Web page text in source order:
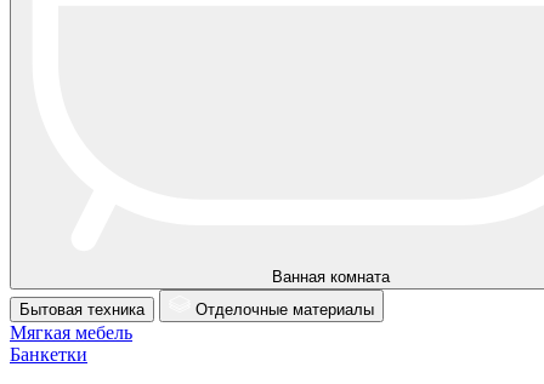
Ванная комната
Бытовая техника
Отделочные материалы
Мягкая мебель
Банкетки